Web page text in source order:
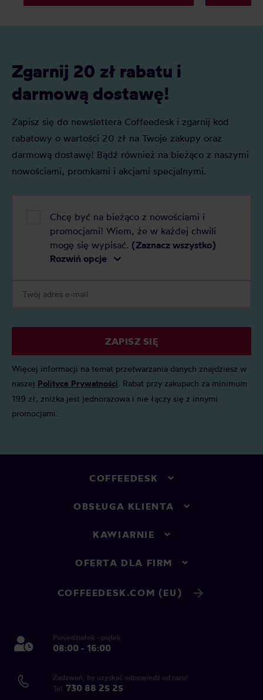
faktyczna ocena jakości? Z tego
domu?
kryteriów. Z
Zgarnij 20 zł rabatu i
darmową dostawę!
Zapisz się do newslettera Coffeedesk i zgarnij kod
rabatowy o wartości 20 zł na Twoje zakupy oraz
darmową dostawę! Bądź również na bieżąco z naszymi
nowościami, promkami i akcjami specjalnymi.
Chcę być na bieżąco z nowościami i
promocjami! Wiem, że w każdej chwili
mogę się wypisać. (Zaznacz wszystko)
Rozwiń opcje
ZAPISZ SIĘ
Więcej informacji na temat przetwarzania danych znajdziesz w
naszej Polityce Prywatności . Rabat przy zakupach za minimum
199 zł, zniżka jest jednorazowa i nie łączy się z innymi
promocjami.
COFFEEDESK
OBSŁUGA KLIENTA
KAWIARNIE
OFERTA DLA FIRM
COFFEEDESK.COM (EU)
Poniedziałek - piątek
08:00 - 16:00
Zadzwoń, by uzyskać odpowiedź od razu!
Tel. 730 88 25 25